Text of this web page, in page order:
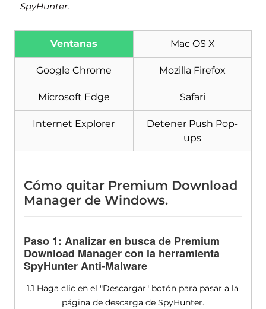
SpyHunter.
Ventanas Mac OS X
Google Chrome Mozilla Firefox
Microsoft Edge Safari
Internet Explorer
Detener Push Pop-
ups
Cómo quitar Premium Download
Manager de Windows.
Paso 1: Analizar en busca de Premium
Download Manager con la herramienta
SpyHunter Anti-Malware
1.1 Haga clic en el "Descargar" botón para pasar a la
página de descarga de SpyHunter.